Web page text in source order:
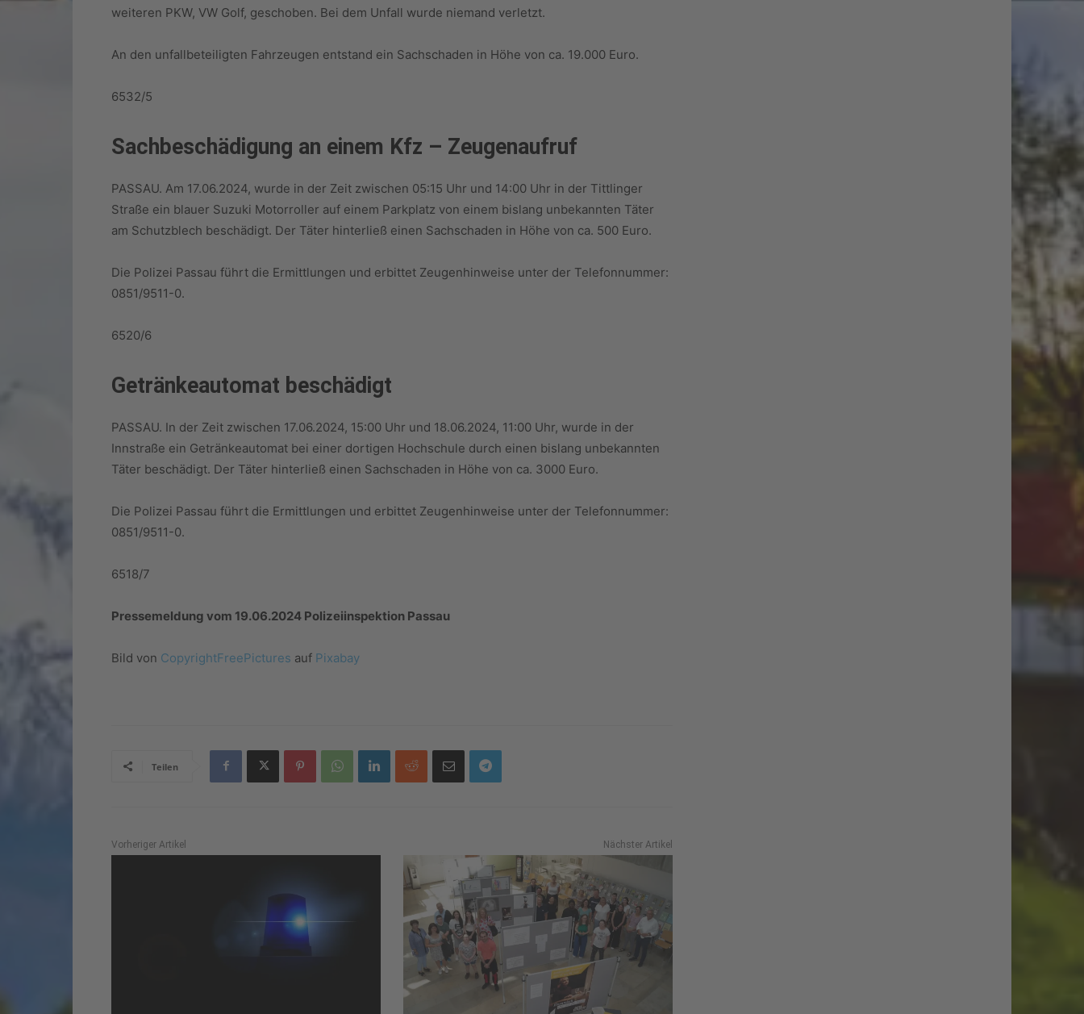
weiteren PKW, VW Golf, geschoben. Bei dem Unfall wurde niemand verletzt.
An den unfallbeteiligten Fahrzeugen entstand ein Sachschaden in Höhe von ca. 19.000 Euro.
6532/5
Sachbeschädigung an einem Kfz – Zeugenaufruf
PASSAU. Am 17.06.2024, wurde in der Zeit zwischen 05:15 Uhr und 14:00 Uhr in der Tittlinger
Straße ein blauer Suzuki Motorroller auf einem Parkplatz von einem bislang unbekannten Täter
am Schutzblech beschädigt. Der Täter hinterließ einen Sachschaden in Höhe von ca. 500 Euro.
Die Polizei Passau führt die Ermittlungen und erbittet Zeugenhinweise unter der Telefonnummer:
0851/9511-0.
6520/6
Getränkeautomat beschädigt
PASSAU. In der Zeit zwischen 17.06.2024, 15:00 Uhr und 18.06.2024, 11:00 Uhr, wurde in der
Innstraße ein Getränkeautomat bei einer dortigen Hochschule durch einen bislang unbekannten
Täter beschädigt. Der Täter hinterließ einen Sachschaden in Höhe von ca. 3000 Euro.
Die Polizei Passau führt die Ermittlungen und erbittet Zeugenhinweise unter der Telefonnummer:
0851/9511-0.
6518/7
Pressemeldung vom 19.06.2024 Polizeiinspektion Passau
Bild von CopyrightFreePictures auf Pixabay
Teilen
Vorheriger Artikel Nächster Artikel